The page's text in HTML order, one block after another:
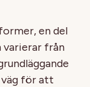
en del
varierar från
väg för att